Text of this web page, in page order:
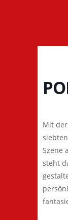
Mit
Szene
steht